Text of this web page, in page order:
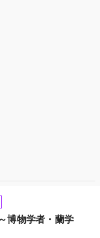
博物学者・蘭学